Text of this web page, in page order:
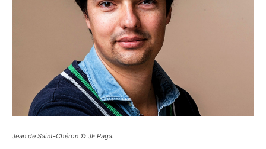
Jean de Saint-Chéron © JF Paga.